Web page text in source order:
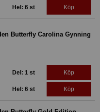
Hel: 6 st Köp
Butterfly Carolina Gynning
Del: 1 st Köp
Hel: 6 st Köp